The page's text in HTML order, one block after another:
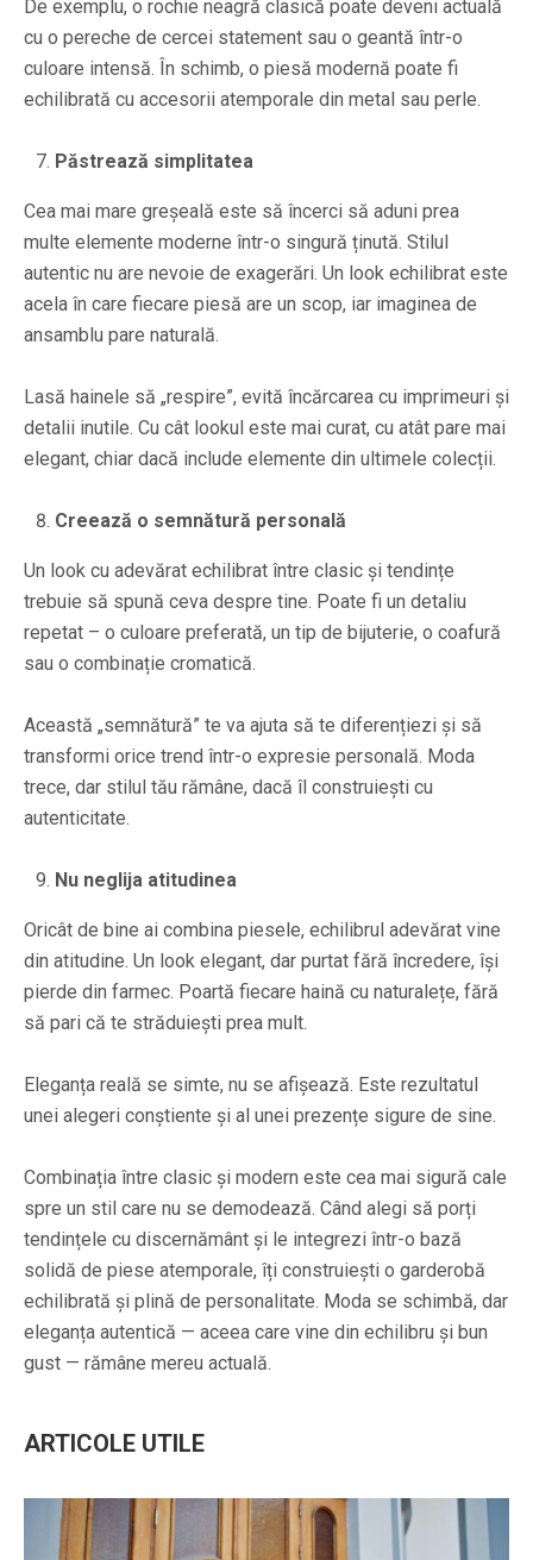
De exemplu, o rochie neagră clasică poate deveni actuală
cu o pereche de cercei statement sau o geantă într-o
culoare intensă. În schimb, o piesă modernă poate fi
echilibrată cu accesorii atemporale din metal sau perle.
Păstrează simplitatea
Cea mai mare greșeală este să încerci să aduni prea
multe elemente moderne într-o singură ținută. Stilul
autentic nu are nevoie de exagerări. Un look echilibrat este
acela în care fiecare piesă are un scop, iar imaginea de
ansamblu pare naturală.
Lasă hainele să „respire”, evită încărcarea cu imprimeuri și
detalii inutile. Cu cât lookul este mai curat, cu atât pare mai
elegant, chiar dacă include elemente din ultimele colecții.
Creează o semnătură personală
Un look cu adevărat echilibrat între clasic și tendințe
trebuie să spună ceva despre tine. Poate fi un detaliu
repetat – o culoare preferată, un tip de bijuterie, o coafură
sau o combinație cromatică.
Această „semnătură” te va ajuta să te diferențiezi și să
transformi orice trend într-o expresie personală. Moda
trece, dar stilul tău rămâne, dacă îl construiești cu
autenticitate.
Nu neglija atitudinea
Oricât de bine ai combina piesele, echilibrul adevărat vine
din atitudine. Un look elegant, dar purtat fără încredere, își
pierde din farmec. Poartă fiecare haină cu naturalețe, fără
să pari că te străduiești prea mult.
Eleganța reală se simte, nu se afișează. Este rezultatul
unei alegeri conștiente și al unei prezențe sigure de sine.
Combinația între clasic și modern este cea mai sigură cale
spre un stil care nu se demodează. Când alegi să porți
tendințele cu discernământ și le integrezi într-o bază
solidă de piese atemporale, îți construiești o garderobă
echilibrată și plină de personalitate. Moda se schimbă, dar
eleganța autentică — aceea care vine din echilibru și bun
gust — rămâne mereu actuală.
ARTICOLE UTILE